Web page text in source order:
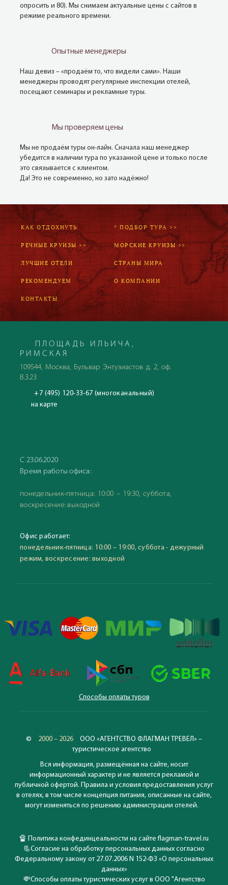
опросить и 80). Мы снимаем актуальные цены с сайтов в
режиме реального времени.
Опытные менеджеры
Наш девиз – «продаём то, что видели сами». Наши
менеджеры проводят регулярные инспекции отелей,
посещают семинары и рекламные туры.
Мы проверяем цены
Мы не продаём туры он-лайн. Сначала наш менеджер
убедится в наличии тура по указанной цене и только после
это связывается с клиентом.
Да! Это не современно, но зато надёжно!
КАК ОТДОХНУТЬ * ПОДБОР ТУРА >>
РЕЧНЫЕ КРУИЗЫ >> МОРСКИЕ КРУИЗЫ >>
ЛУЧШИЕ ОТЕЛИ СТРАНЫ МИРА
РЕКОМЕНДУЕМ О КОМПАНИИ
КОНТАКТЫ
ПЛОЩАДЬ ИЛЬИЧА,
РИМСКАЯ
109544, Москва, Бульвар Энтузиастов д. 2, оф.
В.3.23
+7 (495) 120-33-67 (многоканальный)
на карте
С 23.06.2020
Время работы офиса:
понедельник-пятница: 10:00 – 19:30, суббота,
воскресение: выходной
Офис работает:
понедельник-пятница: 10:00 – 19:00, суббота - дежурный
режим, воскресение: выходной
Способы оплаты туров
© 2000 – 2026
ООО «АГЕНТСТВО ФЛАГМАН ТРЕВЕЛ» –
туристическое агентство
Вся информация, размещённая на сайте, носит
информационный характер и не является рекламой и
публичной офертой. Правила и условия предоставления услуг
в отелях, в том числе концепция питания, описанные на сайте,
могут изменяться по решению администрации отелей.
🔏 Политика конфединцеальности на сайте flagman-travel.ru
📃Согласие на обработку персональных данных согласно
Федеральному закону от 27.07.2006 N 152-ФЗ «О персональных
данных»
💸Способы оплаты туристических услуг в ООО "Агентство